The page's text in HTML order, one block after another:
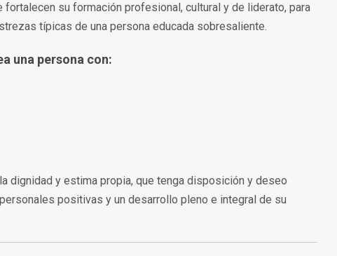
su formación profesional, cultural y de liderato, para
típicas de una persona educada sobresaliente.
una persona con:
dignidad y estima propia, que tenga disposición y deseo
positivas y un desarrollo pleno e integral de su